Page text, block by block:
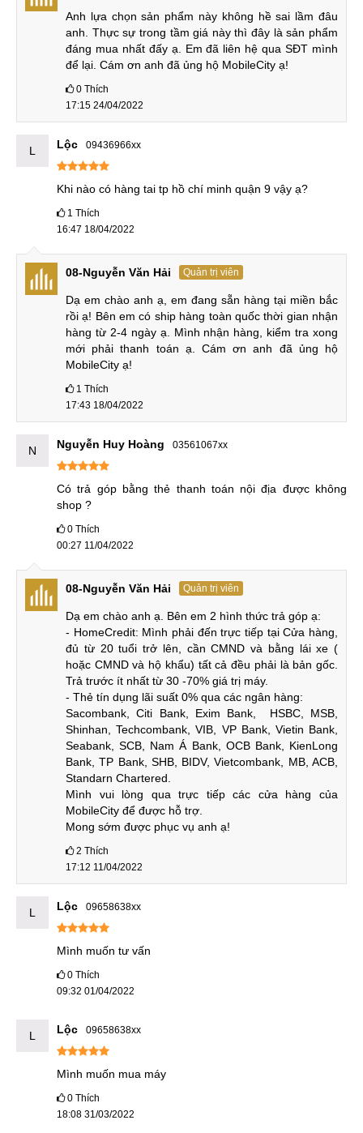
Nếu không có gì thay đổi, độ lớn màn hình của Samsung
Galaxy S22 là 6.1 inch một kích thước khá đặc biệt và có độ
phân giải lên tới 2K. Cảm biến camera chính lên tới 108MP
chắc chắn sẽ cho ra một chất lượng ảnh vô cùng đáng
Chiếc điện thoại này sẽ được trang bị trong mình sức mạnh
của những con chip hàng đầu ở thời điểm hiện tại có thể sẽ
là Qualcomm Snapdragon 8 Gen 1 hoặc Exynos 2200 tuỳ
chọn bộ nhớ có thể lên tới tối đa 12 GB RAM và 512 GB bộ
Hiện tại, chưa có thông tin chính xác về mức giá bán cụ thể
của Samsung Galaxy S22 chúng tôi sẽ liên tục cập nhật và
gửi đến Quý khách một cách nhanh chóng và chính xác
Dung lượng Samsung Galaxy S22: 128GB và
Samsung Galaxy S22 có bộ nhớ RAM chuẩn LPDDR5 cho
khả năng truy cập nhanh. Dung lượng 8GB khá lớn cho khả
năng đa nhiệm mượt mà. Được trang bị bộ nhớ chuẩn UFS
3.1 với tốc độ đọc ghi cực cao giúp xử lý tác vụ nhanh hơn.
Tùy chọn dung lượng là 128GB và 256GB.
Đánh giá Samsung Galaxy S22
Cùng tìm hiểu chi tiết hơn về chiếc điện thoại Galaxy S22 -
nhỏ mà có võ của Samsung này nhé!
Thiết kế nhỏ gọn, màu sắc đa dạng
Ấn tượng đầu tiên khi sử dụng Samsung Galaxy S22 là toàn
bộ máy có thiết kế nhỏ gọn và cho cảm giác cầm trên tay rất
chắc chắn và thoải mái.
Mặt lưng Galaxy S22
Đây là một chiếc điện thoại cực kỳ chắc chắn vì khung được
làm bằng nhôm nguyên khối và được bảo vệ 2 lớp kính
cường lực Corning Gorilla Glass Victus+ chất lượng cao.
Cụm camera sau lồi hơn một chút so với mặt sau và có màu
sắc tương đồng với các dòng sản phẩm trước đây như
Galaxy S21.
Về màu sắc, Galaxy S22 có 5 màu sắc gồm: Trắng, Xanh,
Đen, Tím và Hồng. Điều này giúp người dùng thoải mái lựa
Trải nghiệm hình ảnh mãn nhãn
Anh lựa chọn sản phẩm này không hề sai lầm đâu
anh. Thực sự trong tầm giá này thì đây là sản phẩm
đáng mua nhất đấy ạ. Em đã liên hệ qua SĐT mình
để lại. Cám ơn anh đã ủng hộ MobileCity ạ!
0 Thích
17:15 24/04/2022
L Lộc 09436966xx
Khi nào có hàng tai tp hồ chí minh quận 9 vậy ạ?
1 Thích
16:47 18/04/2022
08-Nguyễn Văn Hải Quản trị viên
Dạ em chào anh ạ, em đang sẵn hàng tại miền bắc
rồi ạ! Bên em có ship hàng toàn quốc thời gian nhận
hàng từ 2-4 ngày ạ. Mình nhận hàng, kiểm tra xong
mới phải thanh toán ạ. Cám ơn anh đã ủng hộ
MobileCity ạ!
1 Thích
17:43 18/04/2022
N Nguyễn Huy Hoàng 03561067xx
Có trả góp bằng thẻ thanh toán nội địa được không
shop ?
0 Thích
00:27 11/04/2022
08-Nguyễn Văn Hải Quản trị viên
Dạ em chào anh ạ. Bên em 2 hình thức trả góp ạ:
- HomeCredit: Mình phải đến trực tiếp tại Cửa hàng,
đủ từ 20 tuổi trở lên, cần CMND và bằng lái xe (
hoặc CMND và hộ khẩu) tất cả đều phải là bản gốc.
Trả trước ít nhất từ 30 -70% giá trị máy.
- Thẻ tín dụng lãi suất 0% qua các ngân hàng:
Sacombank, Citi Bank, Exim Bank,  HSBC, MSB,
Shinhan, Techcombank, VIB, VP Bank, Vietin Bank,
Seabank, SCB, Nam Á Bank, OCB Bank, KienLong
Bank, TP Bank, SHB, BIDV, Vietcombank, MB, ACB,
Standarn Chartered.
Mình vui lòng qua trực tiếp các cửa hàng của
MobileCity để được hỗ trợ.
Mong sớm được phục vụ anh ạ!
2 Thích
17:12 11/04/2022
L Lộc 09658638xx
Mình muốn tư vấn
0 Thích
09:32 01/04/2022
L Lộc 09658638xx
Mình muốn mua máy
0 Thích
18:08 31/03/2022